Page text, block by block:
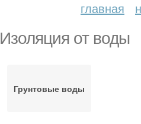
главная
Изоляция от воды
Грунтовые воды